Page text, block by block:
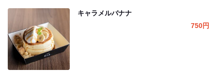
キャラメルバナナ
750円